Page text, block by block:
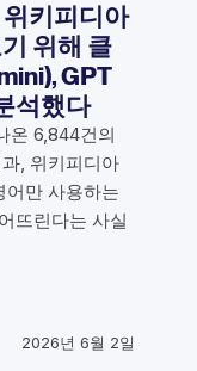
키피디아
위해 클
GPT
석했다
온 6,844건의
, 위키피디아
어만 사용하는
뜨린다는 사실
2026년 6월 2일